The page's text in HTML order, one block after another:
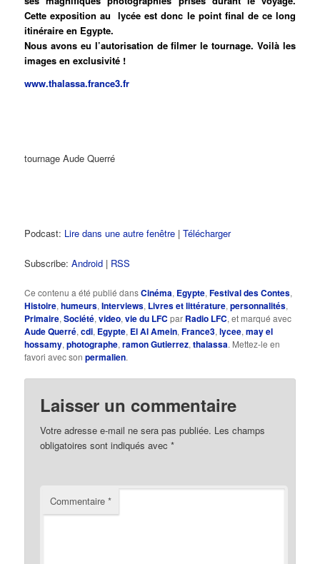
Cette exposition au lycée est donc le point final de ce long
itinéraire en Egypte.
Nous avons eu l’autorisation de filmer le tournage. Voilà les
images en exclusivité !
www.thalassa.france3.fr
tournage Aude Querré
Podcast: Lire dans une autre fenêtre |Télécharger
Subscribe:Android | RSS
Ce contenu a été publié dansCinéma, Egypte,Festival des Contes,
Histoire,humeurs,Interviews, Livres et littérature,personnalités,
Primaire,Société,video,vie du LFC par Radio LFC, et marqué avec
Aude Querré,cdi, Egypte, El Al Amein,France3,lycee,may el
hossamy,photographe,ramon Gutierrez,thalassa. Mettez-le en
favori avec sonpermalien.
Laisser un commentaire
Votre adresse e-mail ne sera pas publiée. Les champs
obligatoires sont indiqués avec*
Commentaire*